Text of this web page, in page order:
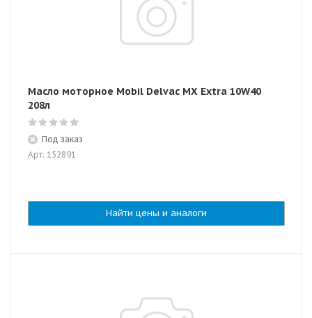
Масло моторное Mobil Delvac MX Extra 10W40
208л
Под заказ
Арт: 152891
Найти цены и аналоги